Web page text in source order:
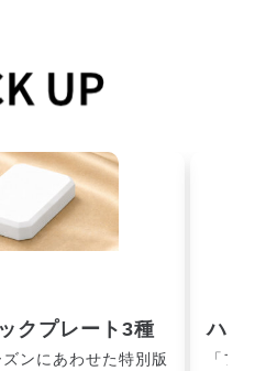
クプレート3種
ンにあわせた特別版
ハー
「フ